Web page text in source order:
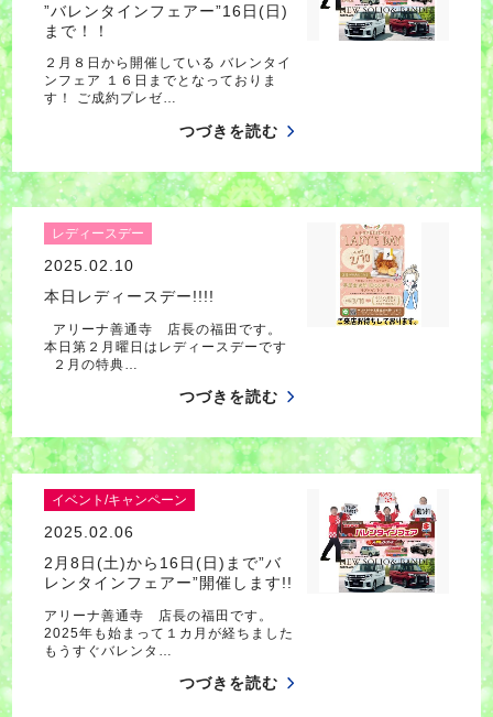
”バレンタインフェアー”16日(日)
まで！！
２月８日から開催している バレンタイ
ンフェア １６日までとなっておりま
す！ ご成約プレゼ…
つづきを読む
レディースデー
2025.02.10
本日レディースデー!!!!
アリーナ善通寺 店長の福田です。
本日第２月曜日はレディースデーです
２月の特典…
つづきを読む
イベント/キャンペーン
2025.02.06
2月8日(土)から16日(日)まで”バ
レンタインフェアー”開催します!!
アリーナ善通寺 店長の福田です。
2025年も始まって１カ月が経ちました
もうすぐバレンタ…
つづきを読む